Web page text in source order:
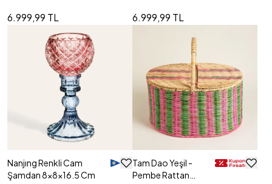
6.999,99 TL 6.999,99 TL
Nanjıng Renkli Cam
Şamdan 8x8x16.5 Cm
Tam Dao Yeşil -
Pembe Rattan